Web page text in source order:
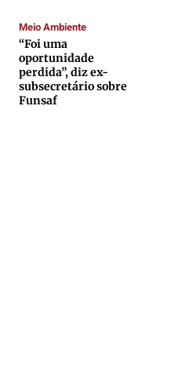
Termos de Uso
Privacidade
Termos de Uso
Privacidade
Termos de Uso
Privacidade
Termos de Uso
Privacidade
Meio Ambiente
“Foi uma
oportunidade
perdida”, diz ex-
subsecretário sobre
Funsaf